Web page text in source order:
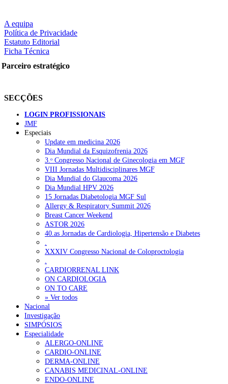
Partilhe nas redes sociais:
NOTÍCIAS RECENTES
Quase 11.900 jovens recorreram aos cheques psicólogo e
nutricionista no primeiro mês 7 de Agosto, 2026
ULS de Coimbra estreia cirurgia endoscópica do ouvido com
apoio robótico em Portugal 7 de Agosto, 2026
Enfermeiros exigem esclarecimentos sobre eventual gestão
privada da ULS do Algarve 7 de Agosto, 2026
Ordem dos Médicos alerta para riscos no novo sistema de acesso
a consultas e cirurgias
Portugal está a formar os médicos de que precisa?
2026
NOTÍCIAS MAIS LIDAS
Enfermagem Forense. “Da urgência ao tribunal, cada
gesto conta e cada profissional faz a diferença”
203 visualizações
A equipa
Política de Privacidade
Estatuto Editorial
Ficha Técnica
Parceiro estratégico
SECÇÕES
LOGIN PROFISSIONAIS
JMF
Especiais
Update em medicina 2026
Dia Mundial da Esquizofrenia 2026
3.ᵒ Congresso Nacional de Ginecologia em MGF
VIII Jornadas Multidisciplinares MGF
Dia Mundial do Glaucoma 2026
Dia Mundial HPV 2026
15 Jornadas Diabetologia MGF Sul
Allergy & Respiratory Summit 2026
Breast Cancer Weekend
ASTOR 2026
40.as Jornadas de Cardiologia, Hipertensão e Diabetes
.
XXXIV Congresso Nacional de Coloproctologia
.
CARDIORRENAL LINK
ON CARDIOLOGIA
ON TO CARE
» Ver todos
Nacional
Investigação
SIMPÓSIOS
Especialidade
ALERGO-ONLINE
CARDIO-ONLINE
DERMA-ONLINE
CANABIS MEDICINAL-ONLINE
ENDO-ONLINE